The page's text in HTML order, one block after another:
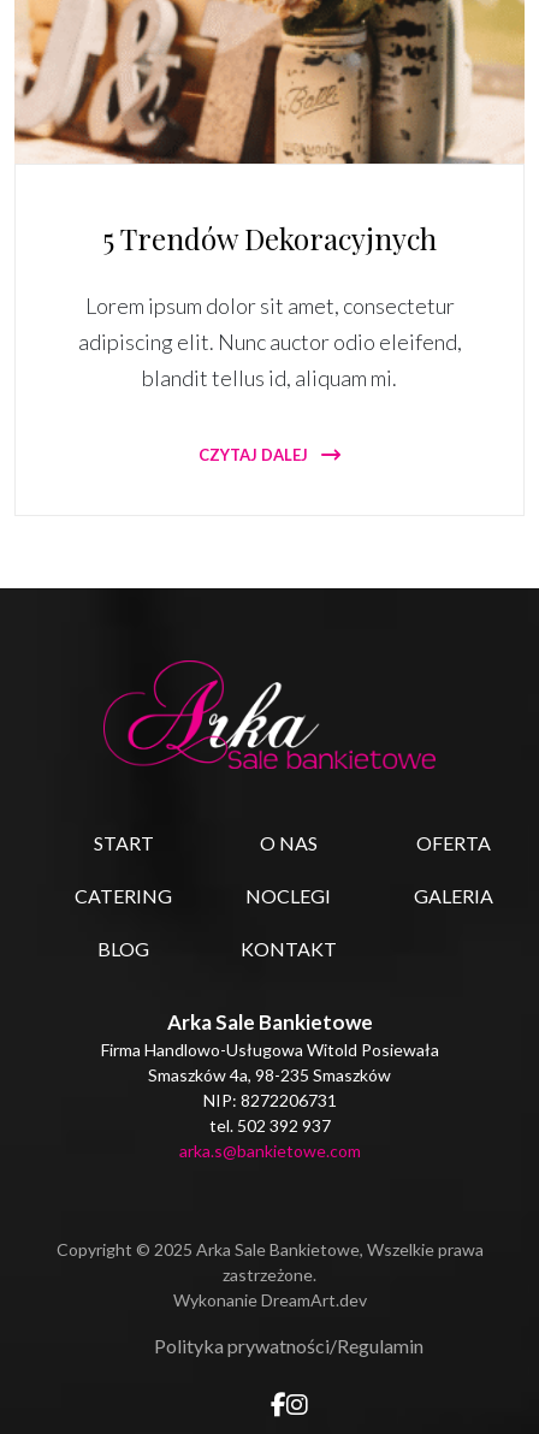
5 Trendów Dekoracyjnych
Lorem ipsum dolor sit amet, consectetur
adipiscing elit. Nunc auctor odio eleifend,
blandit tellus id, aliquam mi.
CZYTAJ DALEJ
START O NAS OFERTA
CATERING NOCLEGI GALERIA
BLOG KONTAKT
Arka Sale Bankietowe
Firma Handlowo-Usługowa Witold Posiewała
Smaszków 4a, 98-235 Smaszków
NIP: 8272206731
tel. 502 392 937
arka.s@bankietowe.com
Copyright © 2025 Arka Sale Bankietowe, Wszelkie prawa
zastrzeżone.
WykonanieDreamArt.dev
Polityka prywatności/Regulamin